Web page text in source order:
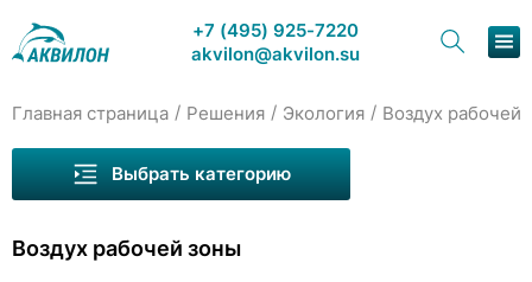
+7 (495) 925-7220
akvilon@akvilon.su
Главная страница / Решения / Экология / Воздух рабочей
Воздух рабочей зоны
Выбрать категорию
Вода питьевая, природная, сточная
Воздух атмосферный
Воздух рабочей зоны